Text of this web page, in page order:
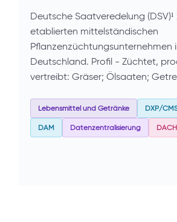
Deutsche Saatveredelung
etablierten mittelständischen
Pflanzenzüchtungsunternehmen
Deutschland. Profil - Züchtet,
vertreibt: Gräser; Ölsaaten;
Lebensmittel und Getränke DXP/
DAM Datenzentralisierung DACH